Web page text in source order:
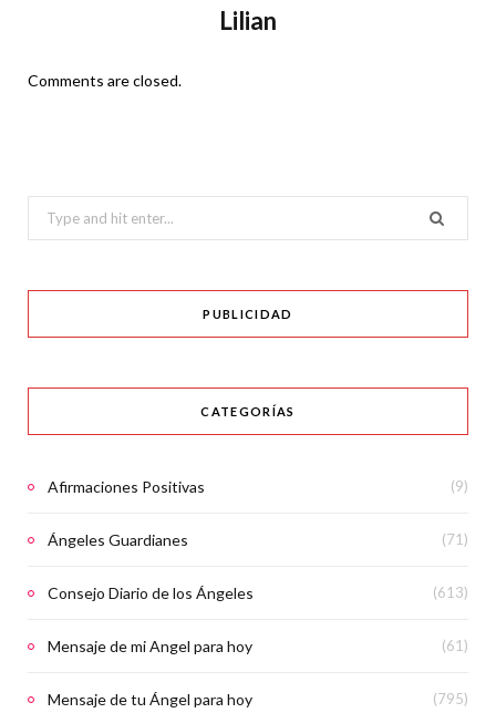
Lilian
Comments are closed.
Search
for:
PUBLICIDAD
CATEGORÍAS
Afirmaciones Positivas (9)
Ángeles Guardianes (71)
Consejo Diario de los Ángeles (613)
Mensaje de mi Angel para hoy (61)
Mensaje de tu Ángel para hoy (795)